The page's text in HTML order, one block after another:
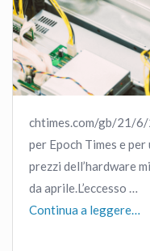
chtimes.com/gb/21/
per Epoch Times e
prezzi dell’hardware
da aprile.L’eccesso …
Continua a leggere…